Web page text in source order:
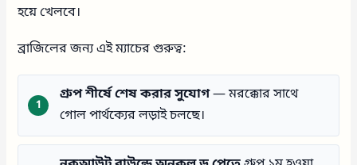
হয়ে খেলবে।
ব্রাজিলের জন্য এই ম্যাচের গুরুত্ব:
গ্রুপ শীর্ষে শেষ করার সুযোগ— মরক্কোর সাথে
গোল পার্থক্যের লড়াই চলছে।